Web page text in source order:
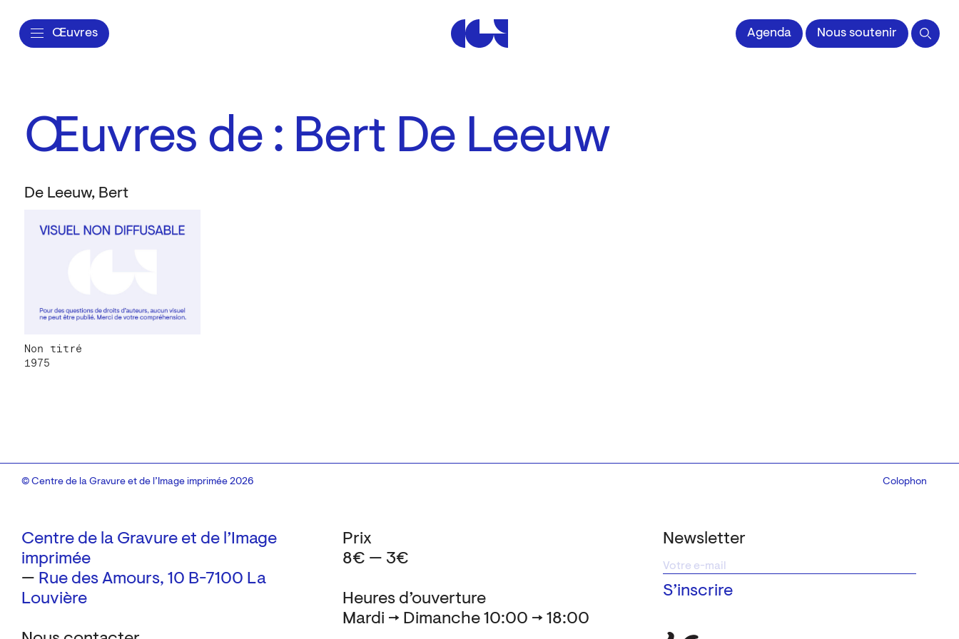
Œuvres Centre de la Gravure et de l'Image impriméeAgenda Nous soutenir
Œuvres de : Bert De Leeuw
De Leeuw, Bert
Non titré
1975
Centre de la Gravure et de l’Image
imprimée
— Rue des Amours, 10 B-7100 La
Louvière
Newsletter
Heures d’ouverture
Mardi → Dimanche 10:00 → 18:00
Prix
8€ — 3€
© Centre de la Gravure et de l’Image imprimée 2026 Colophon
Design:Marcel